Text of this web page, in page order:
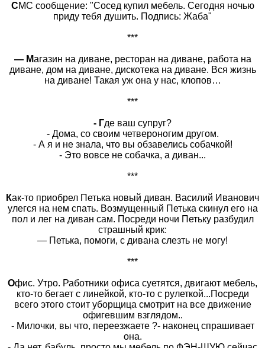
СМС сообщение: "Сосед купил мебель. Сегодня ночью
приду тебя душить. Подпись: Жаба"
***
— Магазин на диване, ресторан на диване, работа на
диване, дом на диване, дискотека на диване. Вся жизнь
на диване! Такая уж она у нас, клопов…
***
- Где ваш супруг?
- Дома, со своим четвероногим другом.
- А я и не знала, что вы обзавелись собачкой!
- Это вовсе не собачка, а диван...
***
Как-то приобрел Петька новый диван. Василий Иванович
улегся на нем спать. Возмущенный Петька скинул его на
пол и лег на диван сам. Посреди ночи Петьку разбудил
страшный крик:
— Петька, помоги, с дивана слезть не могу!
***
Офис. Утро. Работники офиса суетятся, двигают мебель,
кто-то бегает с линейкой, кто-то с рулеткой...Посреди
всего этого стоит уборщица смотрит на все движение
офигевшим взглядом..
- Милочки, вы что, переезжаете ?- наконец спрашивает
она.